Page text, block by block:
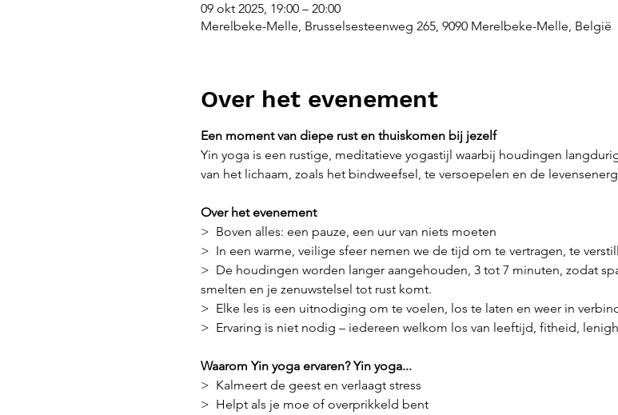
09 okt 2025, 19:00 – 20:00
Merelbeke-Melle, Brusselsesteenweg 265, 9090 Merelbeke-Melle, België
Over het evenement
Een moment van diepe rust en thuiskomen bij jezelf
Yin yoga is een rustige, meditatieve yogastijl waarbij houdingen
van het lichaam, zoals het bindweefsel, te versoepelen en de
Over het evenement
>  Boven alles: een pauze, een uur van niets moeten
>  In een warme, veilige sfeer nemen we de tijd om te vertragen, te
>  De houdingen worden langer aangehouden, 3 tot 7 minuten, zodat
smelten en je zenuwstelsel tot rust komt.
>  Elke les is een uitnodiging om te voelen, los te laten en weer in
>  Ervaring is niet nodig – iedereen welkom los van leeftijd, fitheid,
Waarom Yin yoga ervaren? Yin yoga...
>  Kalmeert de geest en verlaagt stress
>  Helpt als je moe of overprikkeld bent